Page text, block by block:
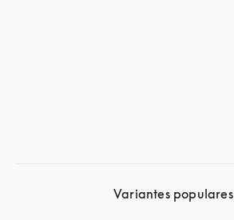
Variantes populares